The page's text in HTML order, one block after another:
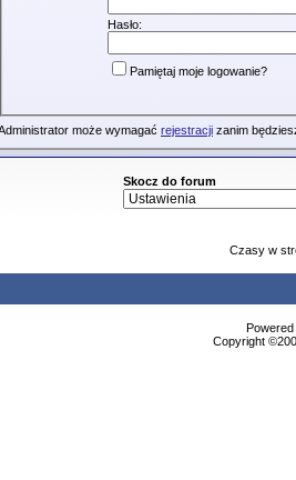
Hasło:
Pamiętaj moje logowanie?
może wymagać rejestracji zanim
Skocz do forum
Czasy w
Copyright